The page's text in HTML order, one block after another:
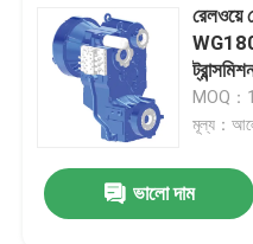
আমাদের সাথে যোগাযোগ
মামলা
রেলওয়ে
WG180
MOQ
মূল্য：
ভালো দাম